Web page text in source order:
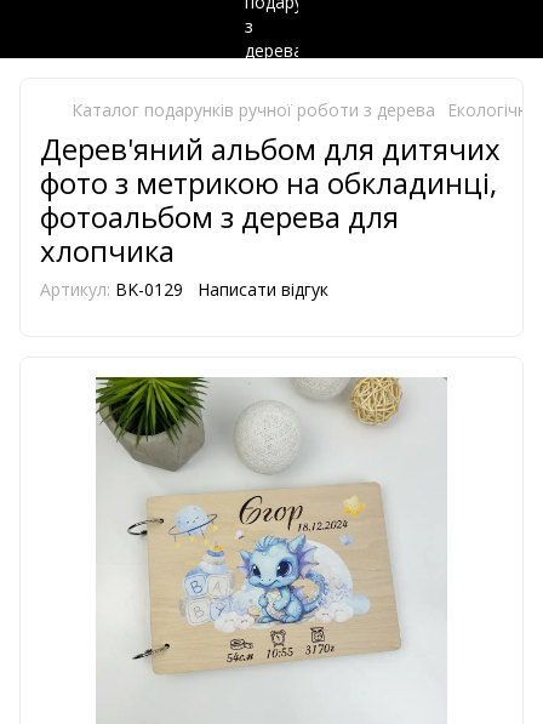
Каталог подарунків ручної роботи з дерева
Дерев'яний альбом для дитячих
фото з метрикою на обкладинці,
фотоальбом з дерева для
хлопчика
Артикул: BK-0129 Написати відгук